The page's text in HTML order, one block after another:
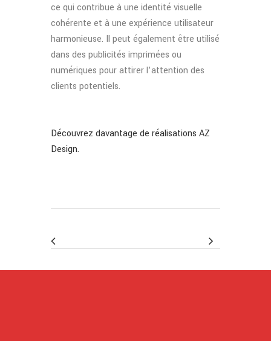
ce qui contribue à une identité visuelle
cohérente et à une expérience utilisateur
harmonieuse. Il peut également être utilisé
dans des publicités imprimées ou
numériques pour attirer l’attention des
clients potentiels.
Découvrez davantage de réalisations AZ
Design.